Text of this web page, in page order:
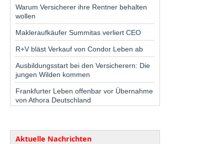
Warum Versicherer ihre Rentner behalten
wollen
Makleraufkäufer Summitas verliert CEO
R+V bläst Verkauf von Condor Leben ab
Ausbildungsstart bei den Versicherern: Die
jungen Wilden kommen
Frankfurter Leben offenbar vor Übernahme
von Athora Deutschland
Aktuelle Nachrichten